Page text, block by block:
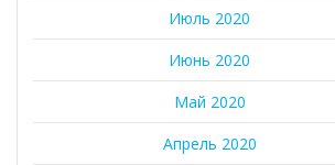
Июль 2020
Июнь 2020
Май 2020
Апрель 2020